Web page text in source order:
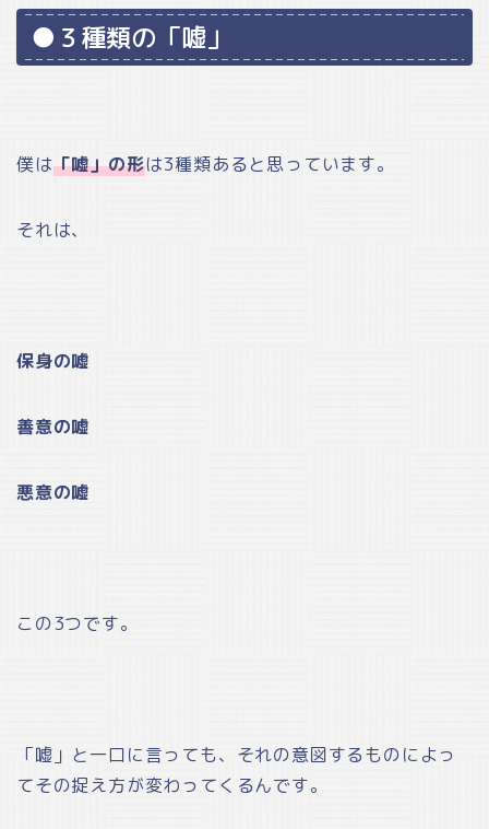
●３種類の「嘘」
僕は「嘘」の形は3種類あると思っています。
それは、
保身の嘘
善意の嘘
悪意の嘘
この3つです。
「嘘」と一口に言っても、それの意図するものによっ
てその捉え方が変わってくるんです。